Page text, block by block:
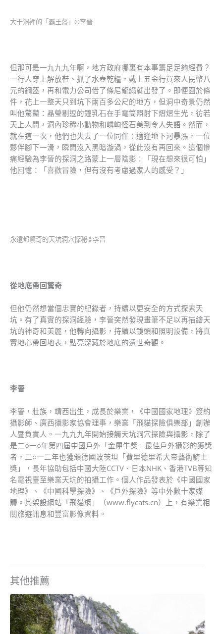
大干洞裡的「霸王盔」©李晉
但那可是一九九九年啊，地方政府哪裏有本事籌足足夠經費？
一行人穿上解放鞋、抓了水壺乾糧，戴上五金行買來人民幣八
元的鋼盔，再和電力公司借了條尼龍繩就出發了。即便囿於條
件，花上一整天只到坑下兩百多公尺的地方，但洞中奇景仍然
叫他驚豔：晶瑩剔逗的鐘乳石在手電筒照射下熠熠生光，彷若
天上人間，洞內珍稀小動物和嶙峋怪石美到令人失語。然而，
就在這一次，他們也失去了一位同伴：適逢地下河暴漲，一位
夥伴腳下一滑，瞬間沒入黑暗漩渦，從此沒有再回來。這個慘
痛經驗為李晉的探洞之路蒙上一層陰影：「現在想來很可怕」
他回憶：「喜歡冒險，但有沒有考慮過家人的感受？」
永遠都驚奇的天坑洞穴探秘©李晉
從地底帶回驚奇
但他仍然想當個忠實的紀錄者，持續以更安全的方式探索天
坑。有了真實的探洞經驗，李晉突然發現畫筆不足以再描繪天
坑的神奇和美麗，他轉向攝影，持續以鏡頭和照明設備，將真
實地心帶回地表，點亮深藏於地底的遺世奇觀。
李晉
李晉，壯族，靖西出生，成長於樂業，《中國國家地理》簽約
攝影師、廣西攝影家協會理事，樂業「飛貓探險俱樂部」創辦
人暨負責人。一九九九年開始接觸天坑洞穴探險與攝影，除了
是二○一○年第四屆中國戶外「金犀牛獎」最佳戶外攝影的獲獎
者，二○一二年也獲頒德國波茨坦「費里德里希大帝藝術騎士
獎」，長年協助包括中國大陸CCTV、日本NHK、香港TVB等知
名電視臺至樂業天坑的拍攝工作。個人作品發表於《中國國家
地理》、《中國科學探險》、《戶外探險》等中外數十家媒
體。其架設網站「飛貓網」（www.flycats.cn）上，有樂業相
關旅遊訊息和豐富影像資料。
其他推薦